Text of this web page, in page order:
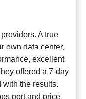
A true
own data center,
excellent
offered a 7-day
with the results.
port and price